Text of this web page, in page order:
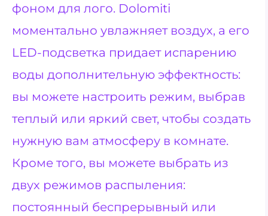
фоном для лого. Dolomiti
моментально увлажняет воздух, а его
LED-подсветка придает испарению
воды дополнительную эффектность:
вы можете настроить режим, выбрав
теплый или яркий свет, чтобы создать
нужную вам атмосферу в комнате.
Кроме того, вы можете выбрать из
двух режимов распыления:
постоянный беспрерывный или